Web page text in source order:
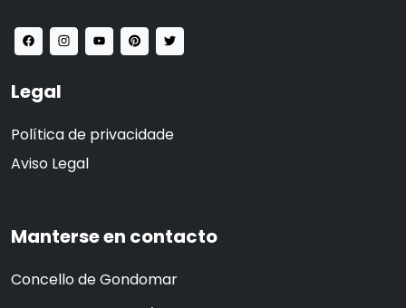
Legal
Política de privacidade
Aviso Legal
Manterse en contacto
Concello de Gondomar